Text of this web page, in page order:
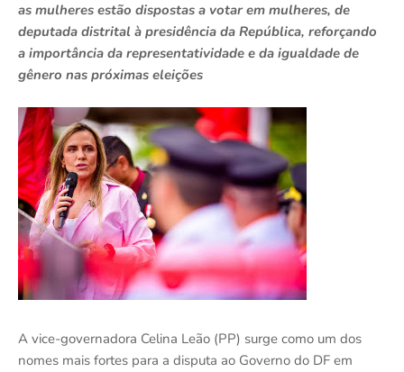
as mulheres estão dispostas a votar em mulheres, de
deputada distrital à presidência da República, reforçando
a importância da representatividade e da igualdade de
gênero nas próximas eleições
A vice-governadora Celina Leão (PP) surge como um dos
nomes mais fortes para a disputa ao Governo do DF em